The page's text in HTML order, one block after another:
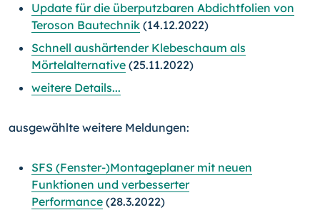
Update für die überputzbaren Abdichtfolien von
Teroson Bautechnik (14.12.2022)
Schnell aushärtender Klebeschaum als
Mörtelalternative (25.11.2022)
weitere Details...
ausgewählte weitere Meldungen:
SFS (Fenster-)Montageplaner mit neuen
Funktionen und verbesserter
Performance (28.3.2022)